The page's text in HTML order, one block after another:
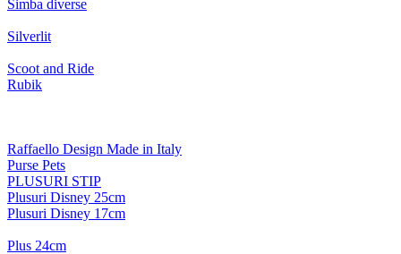
Simba diverse
Silverlit
Scoot and Ride
Rubik
Raffaello Design Made in Italy
Purse Pets
PLUSURI STIP
Plusuri Disney 25cm
Plusuri Disney 17cm
Plus 24cm